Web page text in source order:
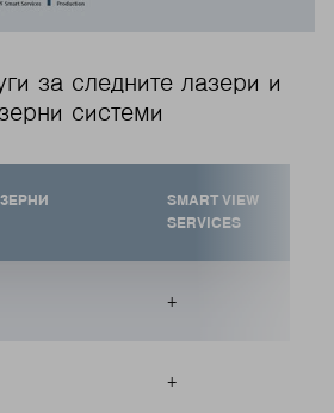
за следните лазери и
системи
SMART VIEW
SERVICES
+
+